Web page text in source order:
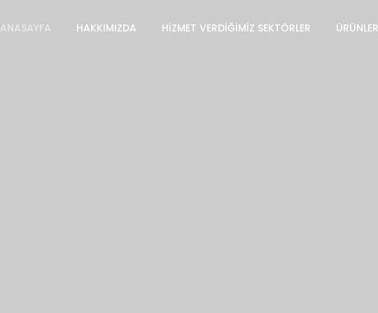
ANASAYFA HAKKIMIZDA HIZMET VERDIĞIMIZ SEKTÖRLER ÜRÜNLER